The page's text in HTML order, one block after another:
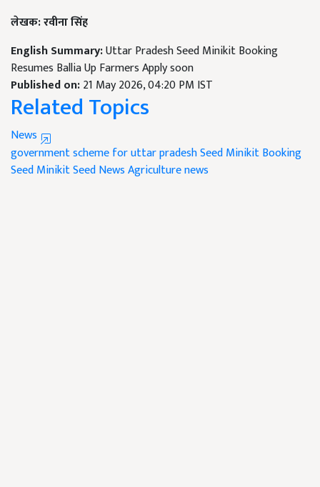
लेखक: रवीना सिंह
English Summary:Uttar Pradesh Seed Minikit Booking
Resumes Ballia Up Farmers Apply soon
Published on:21 May 2026, 04:20 PM IST
Related Topics
News
government scheme for uttar pradeshSeed Minikit Booking
Seed MinikitSeed NewsAgriculture news